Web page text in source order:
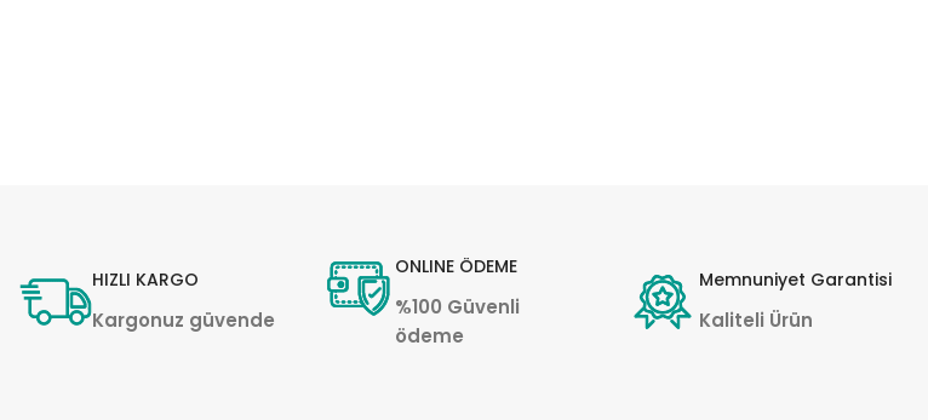
HIZLI KARGO
Kargonuz güvende
ONLINE ÖDEME
%100 Güvenli
ödeme
Memnuniyet Garantisi
Kaliteli Ürün